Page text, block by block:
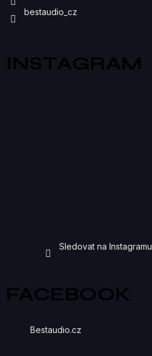
bestaudio_cz
INSTAGRAM
Sledovat na Instagramu
FACEBOOK
Bestaudio.cz